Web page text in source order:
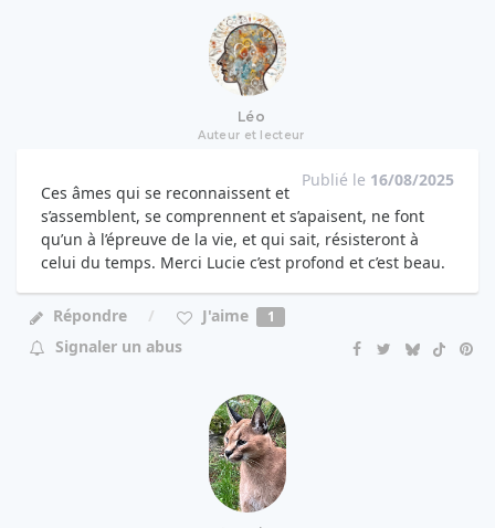
Léo
Auteur et lecteur
Publié le 16/08/2025
Ces âmes qui se reconnaissent et
s’assemblent, se comprennent et s’apaisent, ne font
qu’un à l’épreuve de la vie, et qui sait, résisteront à
celui du temps. Merci Lucie c’est profond et c’est beau.
Répondre J'aime 1
Signaler un abus